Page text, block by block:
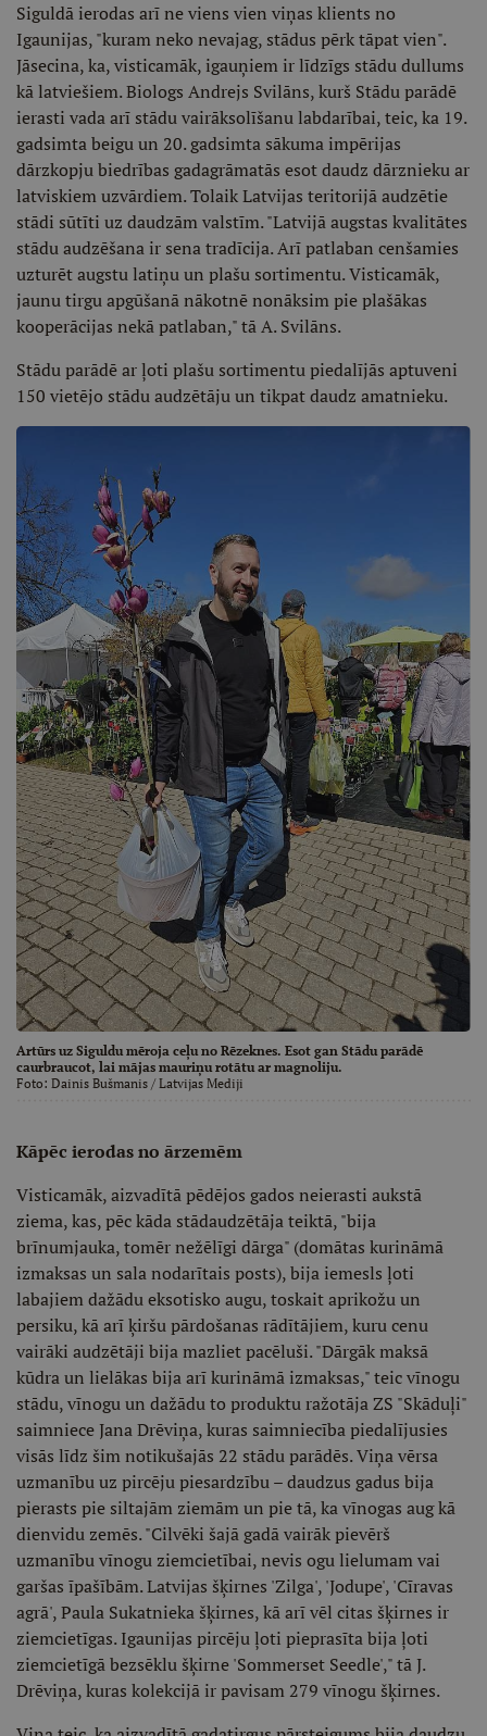
Siguldā ierodas arī ne viens vien viņas klients no
Igaunijas, "kuram neko nevajag, stādus pērk tāpat vien".
Jāsecina, ka, visticamāk, igauņiem ir līdzīgs stādu dullums
kā latviešiem. Biologs Andrejs Svilāns, kurš Stādu parādē
ierasti vada arī stādu vairāksolīšanu labdarībai, teic, ka 19.
gadsimta beigu un 20. gadsimta sākuma impērijas
dārzkopju biedrības gadagrāmatās esot daudz dārznieku ar
latviskiem uzvārdiem. Tolaik Latvijas teritorijā audzētie
stādi sūtīti uz daudzām valstīm. "Latvijā augstas kvalitātes
stādu audzēšana ir sena tradīcija. Arī patlaban cenšamies
uzturēt augstu latiņu un plašu sortimentu. Visticamāk,
jaunu tirgu apgūšanā nākotnē nonāksim pie plašākas
kooperācijas nekā patlaban," tā A. Svilāns.
Stādu parādē ar ļoti plašu sortimentu piedalījās aptuveni
150 vietējo stādu audzētāju un tikpat daudz amatnieku.
Artūrs uz Siguldu mēroja ceļu no Rēzeknes. Esot gan Stādu parādē
caurbraucot, lai mājas mauriņu rotātu ar magnoliju.
Foto: Dainis Bušmanis / Latvijas Mediji
Kāpēc ierodas no ārzemēm
Visticamāk, aizvadītā pēdējos gados neierasti aukstā
ziema, kas, pēc kāda stādaudzētāja teiktā, "bija
brīnumjauka, tomēr nežēlīgi dārga" (domātas kurināmā
izmaksas un sala nodarītais posts), bija iemesls ļoti
labajiem dažādu eksotisko augu, toskait aprikožu un
persiku, kā arī ķiršu pārdošanas rādītājiem, kuru cenu
vairāki audzētāji bija mazliet pacēluši. "Dārgāk maksā
kūdra un lielākas bija arī kurināmā izmaksas," teic vīnogu
stādu, vīnogu un dažādu to produktu ražotāja ZS "Skāduļi"
saimniece Jana Drēviņa, kuras saimniecība piedalījusies
visās līdz šim notikušajās 22 stādu parādēs. Viņa vērsa
uzmanību uz pircēju piesardzību – daudzus gadus bija
pierasts pie siltajām ziemām un pie tā, ka vīnogas aug kā
dienvidu zemēs. "Cilvēki šajā gadā vairāk pievērš
uzmanību vīnogu ziemcietībai, nevis ogu lielumam vai
garšas īpašībām. Latvijas šķirnes 'Zilga', 'Jodupe', 'Cīravas
agrā', Paula Sukatnieka šķirnes, kā arī vēl citas šķirnes ir
ziemcietīgas. Igaunijas pircēju ļoti pieprasīta bija ļoti
ziemcietīgā bezsēklu šķirne 'Sommerset Seedle'," tā J.
Drēviņa, kuras kolekcijā ir pavisam 279 vīnogu šķirnes.